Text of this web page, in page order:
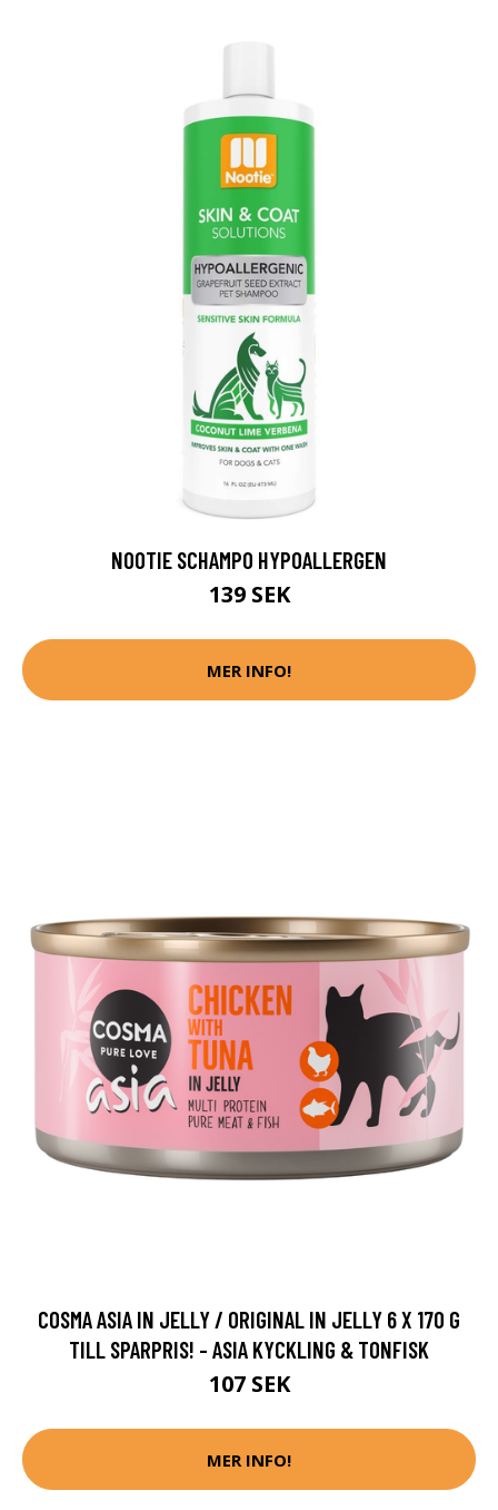
NOOTIE SCHAMPO HYPOALLERGEN
139 SEK
MER INFO!
COSMA ASIA IN JELLY / ORIGINAL IN JELLY 6 X 170 G
TILL SPARPRIS! - ASIA KYCKLING & TONFISK
107 SEK
MER INFO!